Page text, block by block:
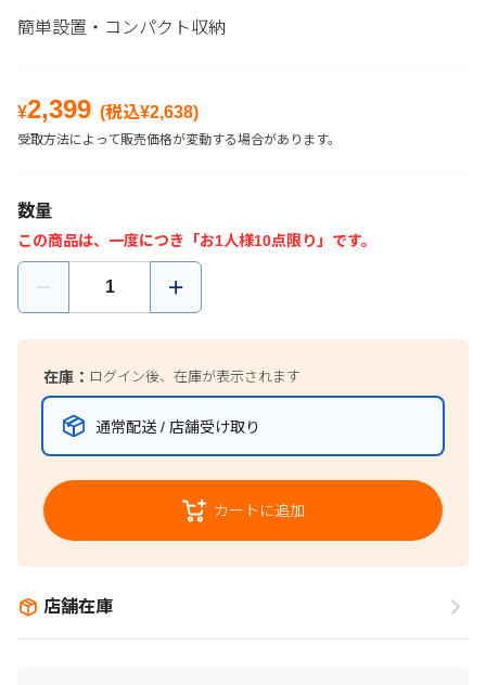
簡単設置・コンパクト収納
¥2,399 (税込¥2,638)
受取方法によって販売価格が変動する場合があります。
数量
この商品は、一度につき「お1人様10点限り」です。
在庫： ログイン後、在庫が表示されます
通常配送 / 店舗受け取り
カートに追加
店舗在庫